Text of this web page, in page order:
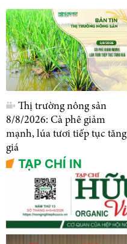
Thị trường nông sản
8/8/2026: Cà phê giảm
mạnh, lúa tươi tiếp tục tăng
giá
TẠP CHÍ IN